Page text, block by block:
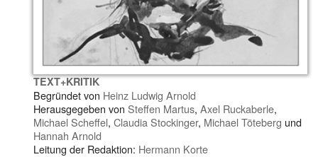
TEXT+KRITIK
Begründet von Heinz Ludwig Arnold
Herausgegeben von Steffen Martus, Axel Ruckaberle,
Michael Scheffel, Claudia Stockinger, Michael Töteberg und
Hannah Arnold
Leitung der Redaktion: Hermann Korte